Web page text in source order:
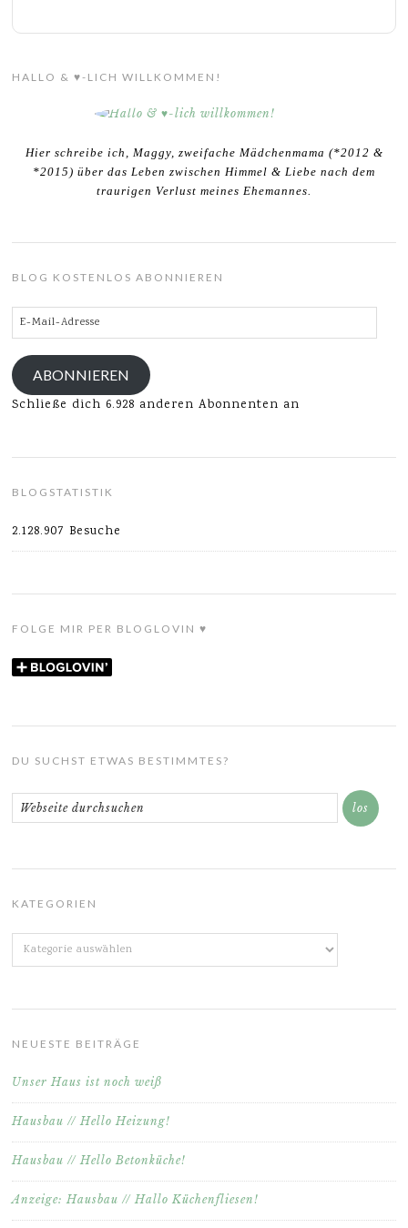
HALLO & ♥-LICH WILLKOMMEN!
Hier schreibe ich, Maggy, zweifache Mädchenmama (*2012 &
*2015) über das Leben zwischen Himmel & Liebe nach dem
traurigen Verlust meines Ehemannes.
BLOG KOSTENLOS ABONNIEREN
E-
Mail-
Adresse
ABONNIEREN
Schließe dich 6.928 anderen Abonnenten an
BLOGSTATISTIK
2.128.907 Besuche
FOLGE MIR PER BLOGLOVIN ♥
DU SUCHST ETWAS BESTIMMTES?
KATEGORIEN
Kategorien
NEUESTE BEITRÄGE
Unser Haus ist noch weiß
Hausbau // Hello Heizung!
Hausbau // Hello Betonküche!
Anzeige: Hausbau // Hallo Küchenfliesen!